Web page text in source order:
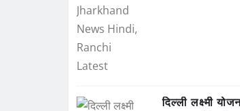
दिल्ली लक्ष्मी